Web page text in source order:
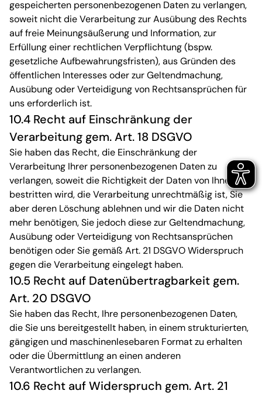
gespeicherten personenbezogenen Daten zu verlangen,
soweit nicht die Verarbeitung zur Ausübung des Rechts
auf freie Meinungsäußerung und Information, zur
Erfüllung einer rechtlichen Verpflichtung (bspw.
gesetzliche Aufbewahrungsfristen), aus Gründen des
öffentlichen Interesses oder zur Geltendmachung,
Ausübung oder Verteidigung von Rechtsansprüchen für
uns erforderlich ist.
10.4 Recht auf Einschränkung der
Verarbeitung gem. Art. 18 DSGVO
Sie haben das Recht, die Einschränkung der
Verarbeitung Ihrer personenbezogenen Daten zu
verlangen, soweit die Richtigkeit der Daten von Ihnen
bestritten wird, die Verarbeitung unrechtmäßig ist, Sie
aber deren Löschung ablehnen und wir die Daten nicht
mehr benötigen, Sie jedoch diese zur Geltendmachung,
Ausübung oder Verteidigung von Rechtsansprüchen
benötigen oder Sie gemäß Art. 21 DSGVO Widerspruch
gegen die Verarbeitung eingelegt haben.
10.5 Recht auf Datenübertragbarkeit gem.
Art. 20 DSGVO
Sie haben das Recht, Ihre personenbezogenen Daten,
die Sie uns bereitgestellt haben, in einem strukturierten,
gängigen und maschinenlesebaren Format zu erhalten
oder die Übermittlung an einen anderen
Verantwortlichen zu verlangen.
10.6 Recht auf Widerspruch gem. Art. 21